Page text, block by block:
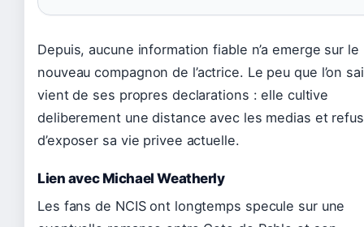
Depuis, aucune information fiable n’a emerge sur le
nouveau compagnon de l’actrice. Le peu que l’on
vient de ses propres declarations : elle cultive
deliberement une distance avec les medias et
d’exposer sa vie privee actuelle.
Lien avec Michael Weatherly
Les fans de NCIS ont longtemps specule sur une